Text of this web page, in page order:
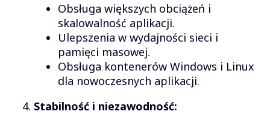
Obsługa większych obciążeń i
skalowalność aplikacji.
Ulepszenia w wydajności sieci i
pamięci masowej.
Obsługa kontenerów Windows i Linux
dla nowoczesnych aplikacji.
Stabilność i niezawodność: